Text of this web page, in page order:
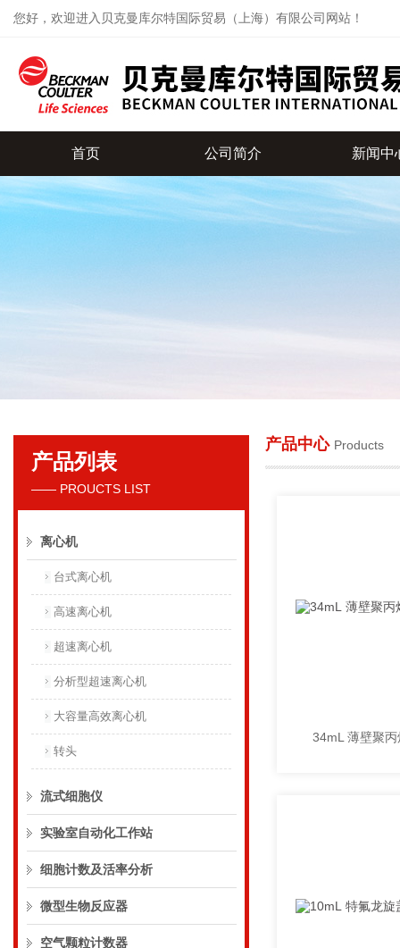
您好，欢迎进入贝克曼库尔特国际贸易（上海）有限公司网站！
贝克曼库尔特国际贸易（上海）有限公司
首页 公司简介 新闻中
产品列表
—— PROUCTS LIST
离心机
台式离心机
高速离心机
超速离心机
分析型超速离心机
大容量高效离心机
转头
流式细胞仪
实验室自动化工作站
细胞计数及活率分析
微型生物反应器
空气颗粒计数器
产品中心 Products